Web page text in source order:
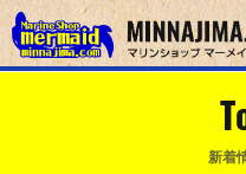
新着